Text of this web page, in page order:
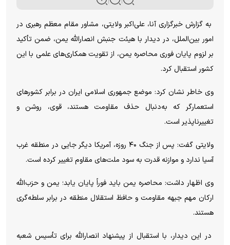
به گزارش خبرگزاری آنا، علی‌اکبر ولایتی، مشاور مقام معظم رهبری در
امور بین‌الملل، در دیدار با هیئت جنبش انصارالله یمن، ضمن تأکید
بر لزوم پایان فوری محاصره یمن، از تقویت همکاری‌های علمی با این
کشور استقبال کرد.
وی خاطر نشان کرد: موضع جمهوری اسلامی ایران در برابر کشورهای
استعمارگر که به‌دنبال حذف مقاومت هستند، قوی، روشن و
تغییرناپذیر است.
ولایتی گفت: پس از جنگ ۴۰ روزه، آمریکا دیگر جایی در منطقه غرب
آسیا ندارد و موازنه قدرت به سود ملت‌های مقاوم تغییر کرده است.
وی اظهار داشت: محاصره یمن باید فوراً پایان یابد؛ یمن و حزب‌الله
ارکان مهم جبهه مقاومت و حافظ استقلال منطقه در برابر سلطه‌گری
هستند.
در این دیدار، با استقبال از پیشنهاد انصارالله برای تأسیس شعبه